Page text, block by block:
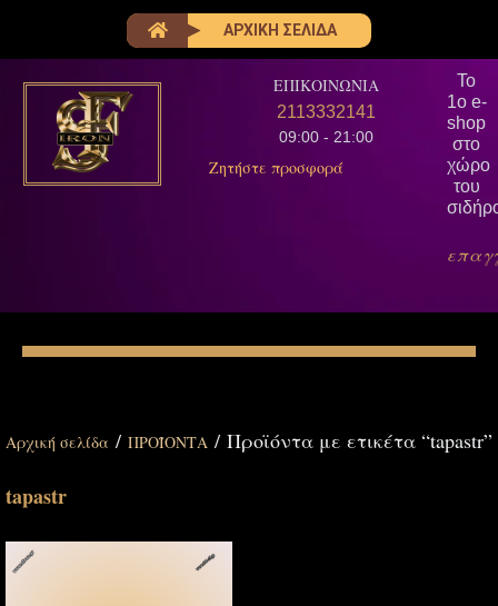
ΑΡΧΙΚΗ ΣΕΛΙΔΑ
ΕΠΙΚΟΙΝΩΝΙΑ
2113332141
09:00 - 21:00
Ζητήστε προσφορά
Το
1ο e-
shop
στο
χώρο
του
Αρχική σελίδα / ΠΡΟΪΟΝΤΑ / Προϊόντα με ετικέτα “tapastr”
tapastr